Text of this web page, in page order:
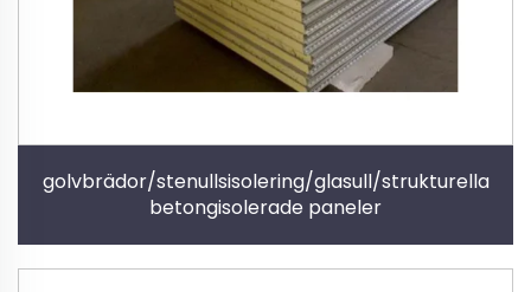
golvbrädor/stenullsisolering/glasull/strukturella
betongisolerade paneler